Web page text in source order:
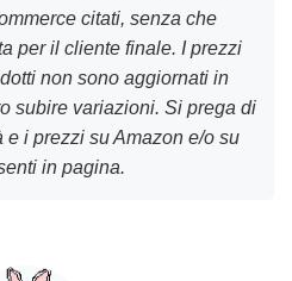
citati, senza che
per il cliente finale. I prezzi
non sono aggiornati in
subire variazioni. Si prega di
i prezzi su Amazon e/o su
in pagina.